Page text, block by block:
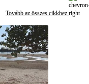
Tovább az összes cikkhez